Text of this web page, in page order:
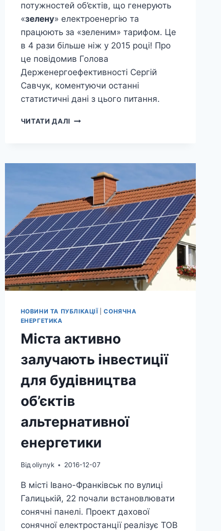
потужностей об’єктів, що генерують
«зелену» електроенергію та
працюють за «зеленим» тарифом. Це
в 4 рази більше ніж у 2015 році! Про
це повідомив Голова
Держенергоефективності Сергій
Савчук, коментуючи останні
статистичні дані з цього питання.
ЧИТАТИ ДАЛІ ТЕМПИ
ВІДНОВЛЮВАНИХ
ДЖЕРЕЛ
УКРАЇНІ
У
2016
РОЦІ
ЗБІЛЬШИЛИСЯ
НОВИНИ ТА ПУБЛІКАЦІЇ|СОНЯЧНА
ЕНЕРГЕТИКА
Міста активно
залучають інвестиції
для будівництва
об’єктів
альтернативної
енергетики
Від oliynyk 2016-12-07
В місті Івано-Франківськ по вулиці
Галицькій, 22 почали встановлювати
сонячні панелі. Проект дахової
сонячної електростанції реалізує ТОВ